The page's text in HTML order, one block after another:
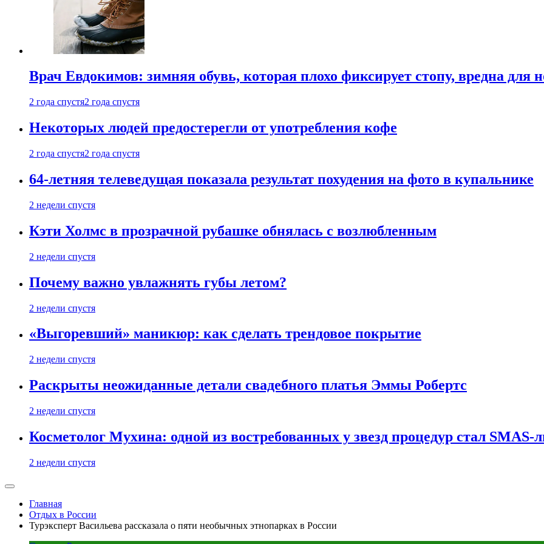
Врач Евдокимов: зимняя обувь, которая плохо фиксирует стопу, вредна для
2 года спустя2 года спустя
Некоторых людей предостерегли от употребления кофе
2 года спустя2 года спустя
64-летняя телеведущая показала результат похудения на фото в купальнике
2 недели спустя
Кэти Холмс в прозрачной рубашке обнялась с возлюбленным
2 недели спустя
Почему важно увлажнять губы летом?
2 недели спустя
«Выгоревший» маникюр: как сделать трендовое покрытие
2 недели спустя
Раскрыты неожиданные детали свадебного платья Эммы Робертс
2 недели спустя
Косметолог Мухина: одной из востребованных у звезд процедур стал SMAS-
2 недели спустя
Главная
Отдых в России
Турэксперт Васильева рассказала о пяти необычных этнопарках в России